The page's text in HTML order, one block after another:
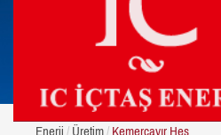
ENERJİ
Enerji Üretim Kemerçayır Hes